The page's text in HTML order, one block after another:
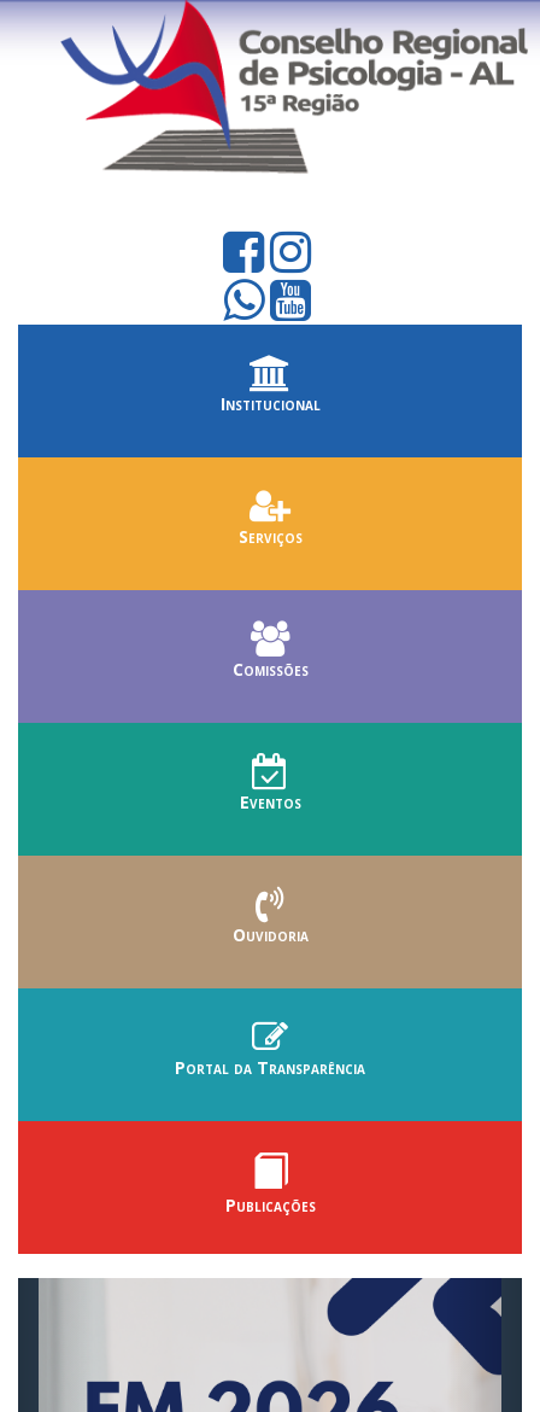
Institucional
Serviços
Comissões
Eventos
Ouvidoria
Portal da Transparência
Publicações